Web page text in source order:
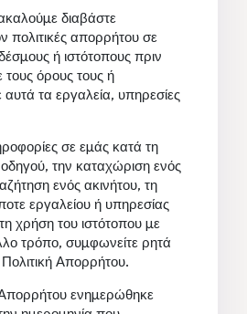
διαβάστε
πολιτικές απορρήτου σε
ή ιστότοπους πριν
όρους τους ή
αυτά τα εργαλεία, υπηρεσίες
σε εμάς κατά τη
οδηγού, την καταχώριση ενός
ενός ακινήτου, τη
εργαλείου ή υπηρεσίας
χρήση του ιστότοπου με
τρόπο, συμφωνείτε ρητά
Απορρήτου.
ενημερώθηκε